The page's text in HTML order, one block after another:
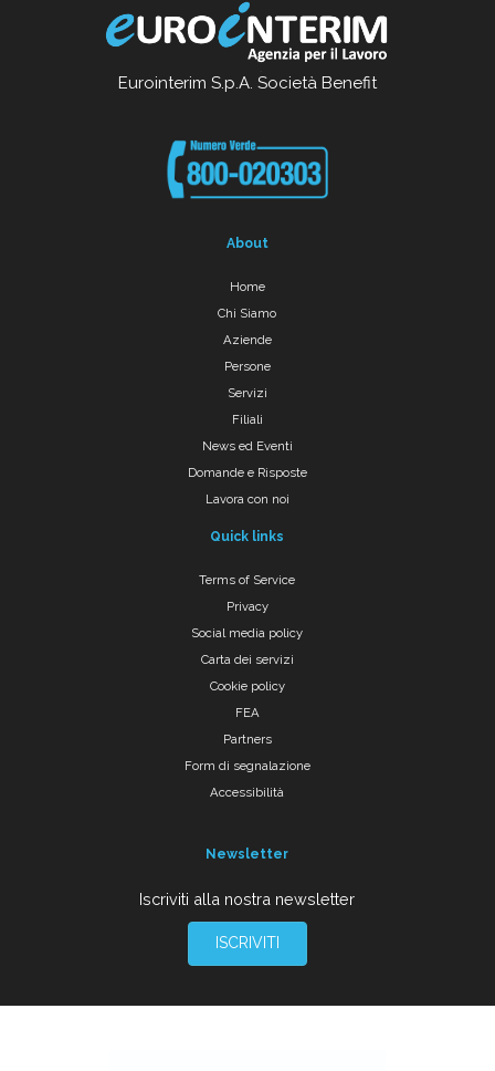
Eurointerim S.p.A. Società Benefit
About
Home
Chi Siamo
Aziende
Persone
Servizi
Filiali
News ed Eventi
Domande e Risposte
Lavora con noi
Quick links
Terms of Service
Privacy
Social media policy
Carta dei servizi
Cookie policy
FEA
Partners
Form di segnalazione
Accessibilità
Newsletter
Iscriviti alla nostra newsletter
ISCRIVITI